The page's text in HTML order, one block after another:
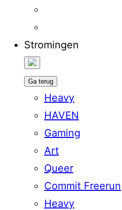
Stromingen
Ga terug
Heavy
HAVEN
Gaming
Art
Queer
Commit Freerun
Heavy